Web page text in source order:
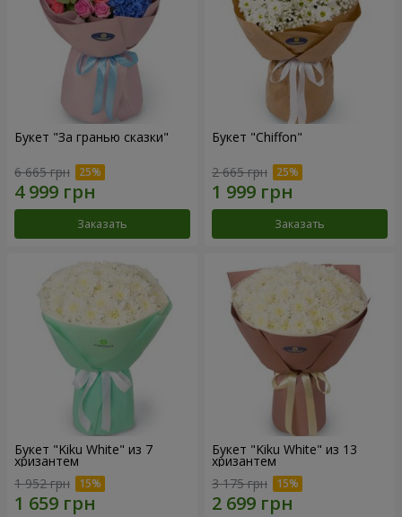
Букет "За гранью сказки"
6 665 грн
Заказать
Букет "Chiffon"
2 665 грн
Заказать
Букет "Kiku White" из 7
хризантем
1 952 грн
Букет "Kiku White" из 13
хризантем
3 175 грн